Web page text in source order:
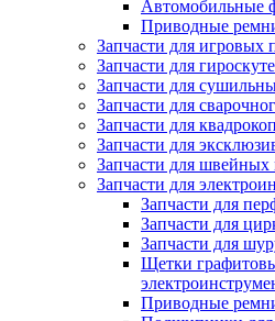
Автомобильные
Приводные
Запчасти для игровых
Запчасти для
Запчасти для
Запчасти для
Запчасти для
Запчасти для
Запчасти для
Запчасти для
Запчасти для
Запчасти для
Запчасти для
Щетки
Приводные